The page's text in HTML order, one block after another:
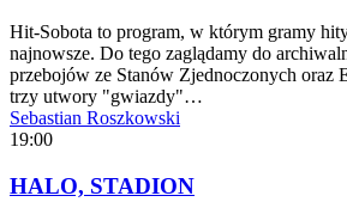
Hit-Sobota to program, w którym gramy
najnowsze. Do tego zaglądamy do
przebojów ze Stanów Zjednoczonych oraz
trzy utwory "gwiazdy"…
Sebastian Roszkowski
19:00
HALO, STADION